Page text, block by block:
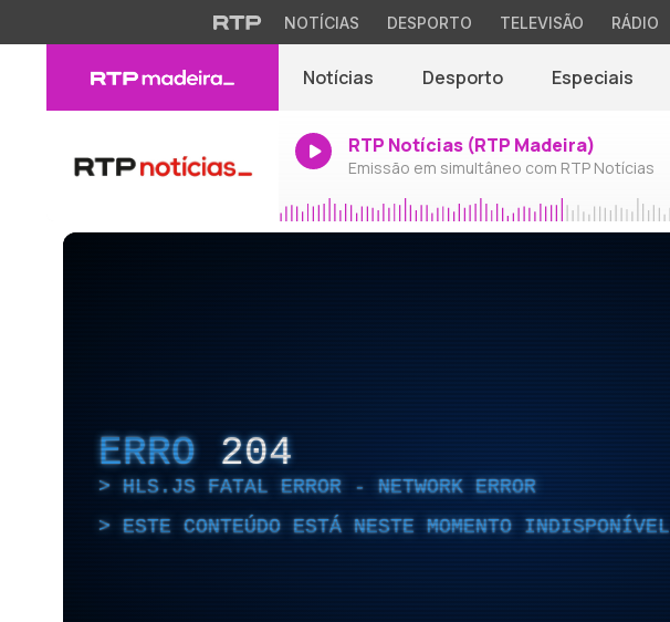
NOTÍCIAS DESPORTO TELEVISÃO RÁDIO
Notícias Desporto Especiais
RTP Notícias (RTP Madeira)
Emissão em simultâneo com RTP Notícias
ERRO 204
HLS.JS FATAL ERROR - NETWORK ERROR
ESTE CONTEÚDO ESTÁ NESTE MOMENTO INDISPONÍVEL